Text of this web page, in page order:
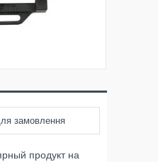
замовлення
продукт на